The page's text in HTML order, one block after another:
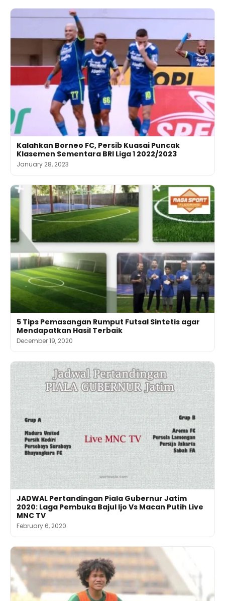
Kalahkan Borneo FC, Persib Kuasai Puncak
Klasemen Sementara BRI Liga 1 2022/2023
January 28, 2023
5 Tips Pemasangan Rumput Futsal Sintetis agar
Mendapatkan Hasil Terbaik
December 19, 2020
JADWAL Pertandingan Piala Gubernur Jatim
2020: Laga Pembuka Bajul Ijo Vs Macan Putih Live
MNC TV
February 6, 2020